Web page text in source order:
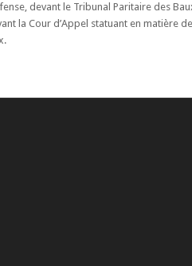
devant le Tribunal Paritaire des
la Cour d’Appel statuant en matière